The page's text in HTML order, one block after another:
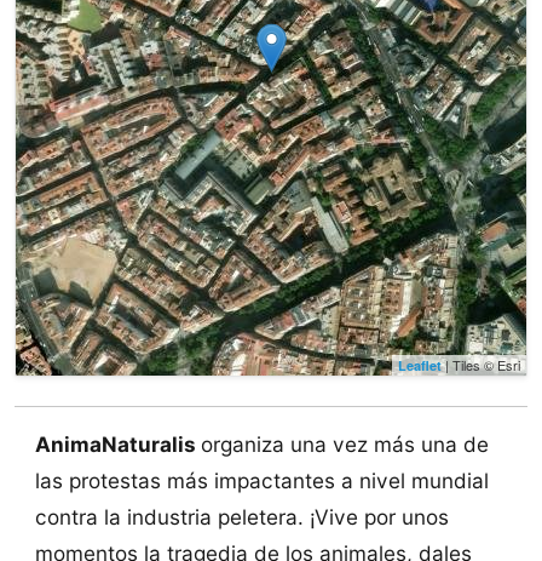
Leaflet| Tiles © Esri
AnimaNaturalis organiza una vez más una de
las protestas más impactantes a nivel mundial
contra la industria peletera. ¡Vive por unos
momentos la tragedia de los animales, dales